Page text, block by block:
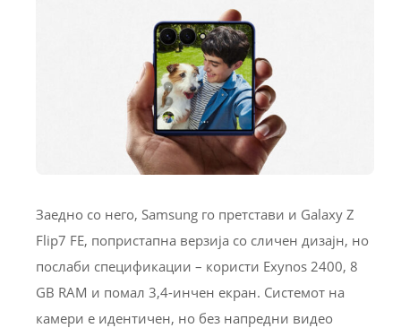
Заедно со него, Samsung го претстави и Galaxy Z
Flip7 FE, попристапна верзија со сличен дизајн, но
послаби спецификации – користи Exynos 2400, 8
GB RAM и помал 3,4-инчен екран. Системот на
камери е идентичен, но без напредни видео